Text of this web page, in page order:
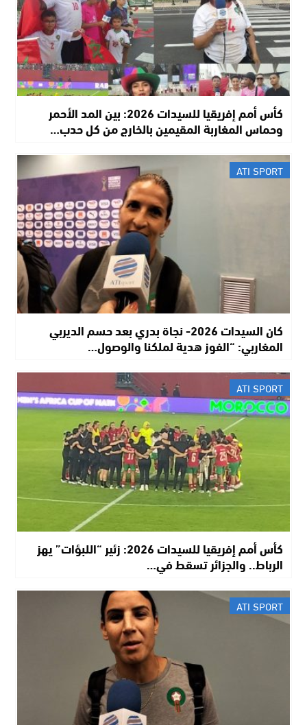
كأس أمم إفريقيا للسيدات 2026: بين المد الأحمر
وحماس المغاربة المقيمين بالخارج من كل حدب…
ATI SPORT
كان السيدات 2026- نجاة بدري بعد حسم الديربي
المغاربي: “الفوز هدية لملكنا والوصول…
ATI SPORT
كأس أمم إفريقيا للسيدات 2026: زئير “اللبؤات” يهز
الرباط.. والجزائر تسقط في…
ATI SPORT